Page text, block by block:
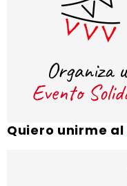
Quiero unirme al